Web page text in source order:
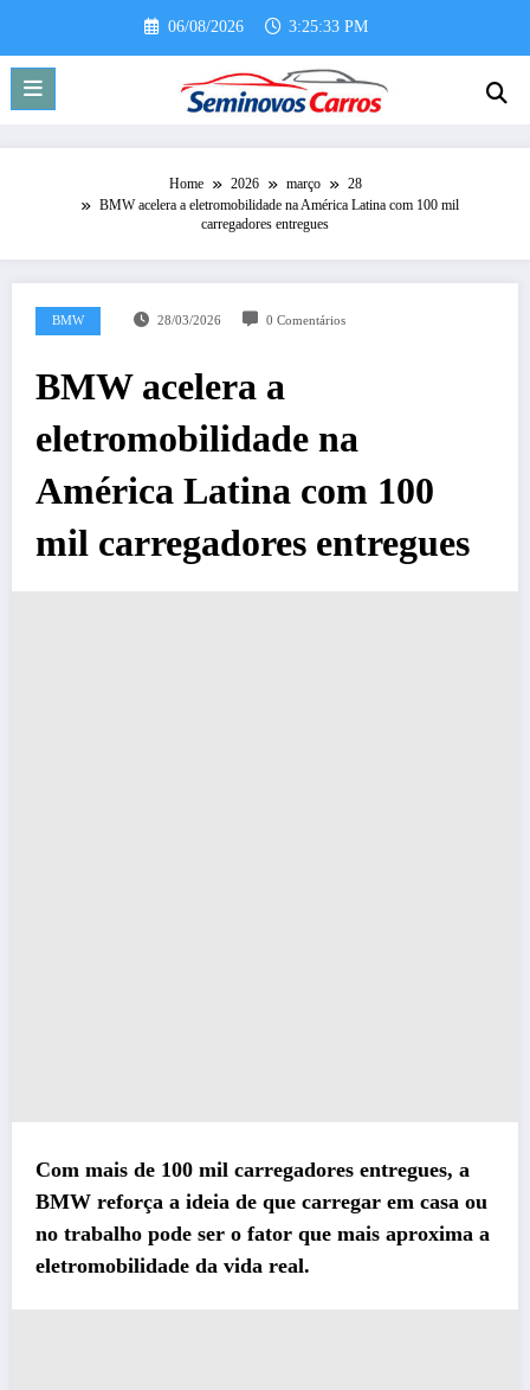
o
conteúdo
06/08/2026 3:25:34 PM
Home 2026 março
28
BMW acelera a eletromobilidade na América Latina com 100 mil
carregadores entregues
BMW 28/03/2026 0 Comentários
BMW acelera a
eletromobilidade na
América Latina com 100
mil carregadores entregues
Com mais de 100 mil carregadores entregues, a
BMW reforça a ideia de que carregar em casa ou
no trabalho pode ser o fator que mais aproxima a
eletromobilidade da vida real.